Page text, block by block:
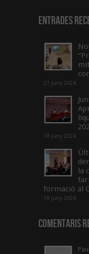
Entrades
21 juny 2024
18 juny 2024
la
formació al
18 juny 2024
Comentaris